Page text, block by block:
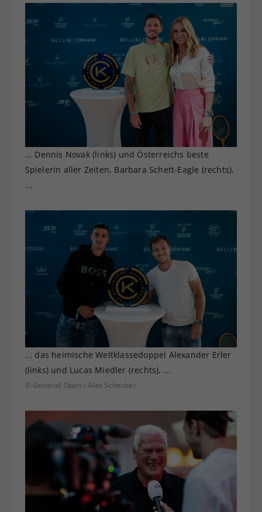
... Dennis Novak (links) und Österreichs beste
Spielerin aller Zeiten, Barbara Schett-Eagle (rechts),
...
... das heimische Weltklassedoppel Alexander Erler
(links) und Lucas Miedler (rechts), ...
© Generali Open / Alex Scheuber